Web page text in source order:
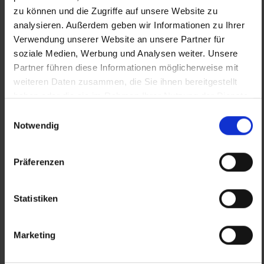
zu können und die Zugriffe auf unsere Website zu
analysieren. Außerdem geben wir Informationen zu Ihrer
Verwendung unserer Website an unsere Partner für
soziale Medien, Werbung und Analysen weiter. Unsere
Partner führen diese Informationen möglicherweise mit
weiteren Daten zusammen, die Sie ihnen bereitgestellt
haben oder die sie im Rahmen Ihrer Nutzung der Dienste
Notwendig
Präferenzen
Statistiken
Marketing
6.50 €